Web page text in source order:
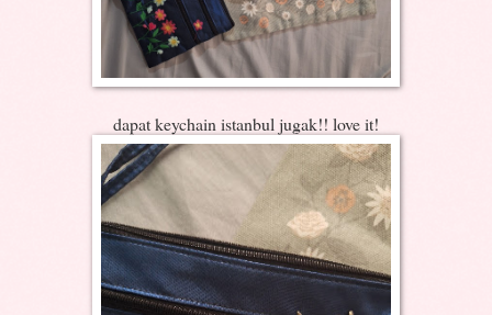
dapat keychain istanbul jugak!! love it!